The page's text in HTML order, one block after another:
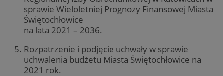
sprawie Wieloletniej Prognozy Finansowej Miasta
Świętochłowice
na lata 2021 – 2036.
Rozpatrzenie i podjęcie uchwały w sprawie
uchwalenia budżetu Miasta Świętochłowice na
2021 rok.